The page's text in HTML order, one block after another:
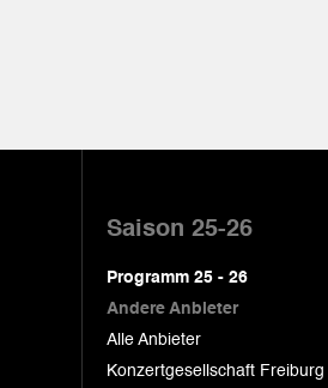
Saison 25-26
Programm 25 - 26
Andere Anbieter
Alle Anbieter
Konzertgesellschaft Freiburg